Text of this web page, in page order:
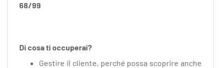
68/99
Di cosa ti occuperai?
Gestire il cliente, perché possa scoprire anche